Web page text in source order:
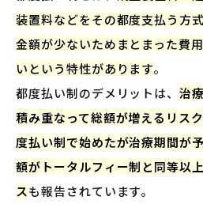
装置料などをその都度支払う方
金額が少ないためまとまった費
いという特性があります。
都度払い制のデメリットは、治
積み重なって総額が増えるリス
度払い制で始めたが治療期間が
額がトータルフィー制と同等以
スも報告されています。